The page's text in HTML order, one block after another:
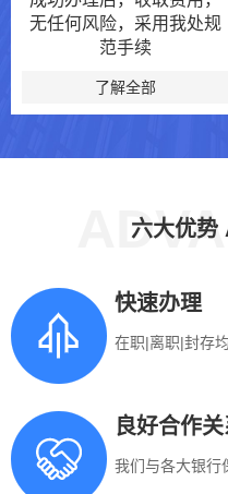
无任何风险，采用我处规
范手续
了解全部
六大优势
快速办理
在职|离职|封存
良好合作
我们与各大银行